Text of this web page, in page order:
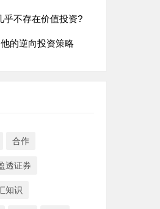
乎不存在价值投资?
的逆向投资策略
合作
透证券
知识